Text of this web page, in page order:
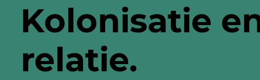
Kolonisatie
relatie.